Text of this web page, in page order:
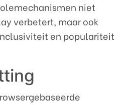
niet
verbetert, maar ook
en populariteit